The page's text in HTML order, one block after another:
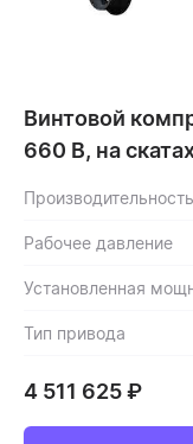
Винтовой
660 В, на
Производительность
Рабочее давление
Установленная
Тип привода
4 511 625₽